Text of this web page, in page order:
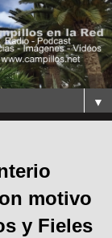
▼
motivo
y Fieles